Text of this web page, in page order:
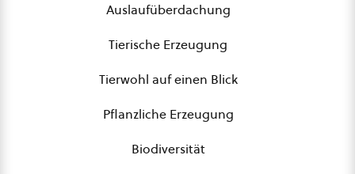
Auslaufüberdachung
Tierische Erzeugung
Tierwohl auf einen Blick
Pflanzliche Erzeugung
Biodiversität